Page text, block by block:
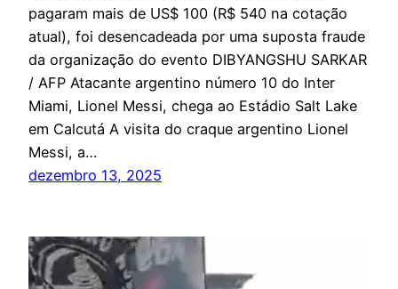
pagaram mais de US$ 100 (R$ 540 na cotação
atual), foi desencadeada por uma suposta fraude
da organização do evento DIBYANGSHU SARKAR
/ AFP Atacante argentino número 10 do Inter
Miami, Lionel Messi, chega ao Estádio Salt Lake
em Calcutá A visita do craque argentino Lionel
Messi, a…
dezembro 13, 2025